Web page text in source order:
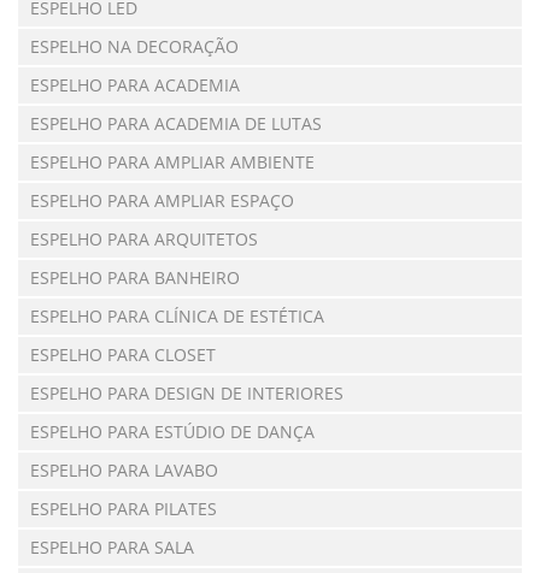
ESPELHO LED
ESPELHO NA DECORAÇÃO
ESPELHO PARA ACADEMIA
ESPELHO PARA ACADEMIA DE LUTAS
ESPELHO PARA AMPLIAR AMBIENTE
ESPELHO PARA AMPLIAR ESPAÇO
ESPELHO PARA ARQUITETOS
ESPELHO PARA BANHEIRO
ESPELHO PARA CLÍNICA DE ESTÉTICA
ESPELHO PARA CLOSET
ESPELHO PARA DESIGN DE INTERIORES
ESPELHO PARA ESTÚDIO DE DANÇA
ESPELHO PARA LAVABO
ESPELHO PARA PILATES
ESPELHO PARA SALA